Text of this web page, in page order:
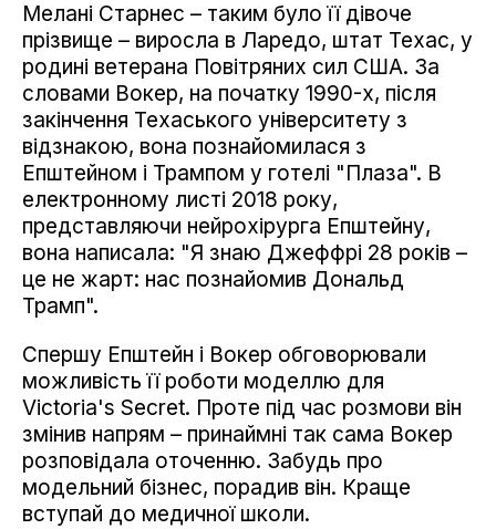
Мелані Старнес – таким було її дівоче
прізвище – виросла в Ларедо, штат Техас, у
родині ветерана Повітряних сил США. За
словами Вокер, на початку 1990-х, після
закінчення Техаського університету з
відзнакою, вона познайомилася з
Епштейном і Трампом у готелі "Плаза". В
електронному листі 2018 року,
представляючи нейрохірурга Епштейну,
вона написала: "Я знаю Джеффрі 28 років –
це не жарт: нас познайомив Дональд
Трамп".
Спершу Епштейн і Вокер обговорювали
можливість її роботи моделлю для
Victoria's Secret. Проте під час розмови він
змінив напрям – принаймні так сама Вокер
розповідала оточенню. Забудь про
модельний бізнес, порадив він. Краще
вступай до медичної школи.